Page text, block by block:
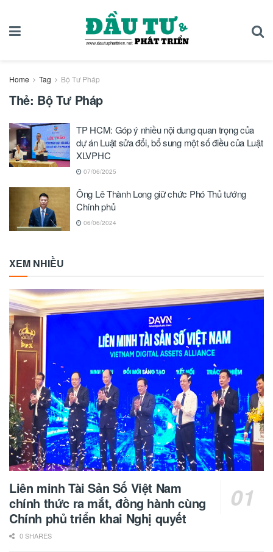
Home Tag Bộ Tư Pháp
Thẻ: Bộ Tư Pháp
TP HCM: Góp ý nhiều nội dung quan trọng của
dự án Luật sửa đổi, bổ sung một số điều của Luật
XLVPHC
07/06/2025
Ông Lê Thành Long giữ chức Phó Thủ tướng
Chính phủ
06/06/2024
XEM NHIỀU
Liên minh Tài Sản Số Việt Nam
chính thức ra mắt, đồng hành cùng
Chính phủ triển khai Nghị quyết
0 SHARES